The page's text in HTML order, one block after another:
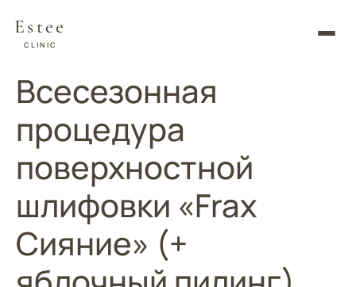
Estee
CLINIC
Всесезонная
процедура
поверхностной
шлифовки «Frax
Сияние» (+